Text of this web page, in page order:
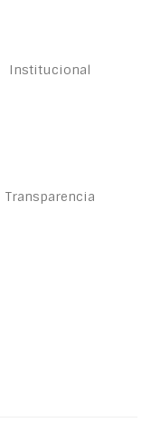
Institucional
Transparencia